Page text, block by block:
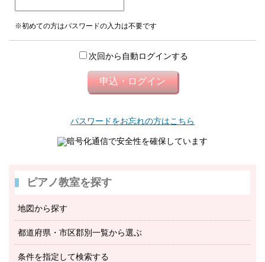
※初めての方はパスワードの入力は不要です
次回から自動ログインする
パスワードをお忘れの方はこちら
暗号化通信で安全性を確保しています
ピアノ教室を探す
地図から探す
都道府県・市区郡別一覧から選ぶ
条件を指定して検索する